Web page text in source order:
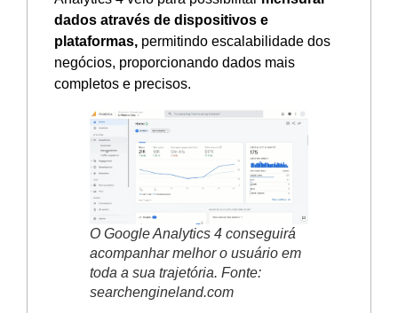
dados através de dispositivos e
plataformas, permitindo escalabilidade dos
negócios, proporcionando dados mais
completos e precisos.
O Google Analytics 4 conseguirá
acompanhar melhor o usuário em
toda a sua trajetória. Fonte:
searchengineland.com